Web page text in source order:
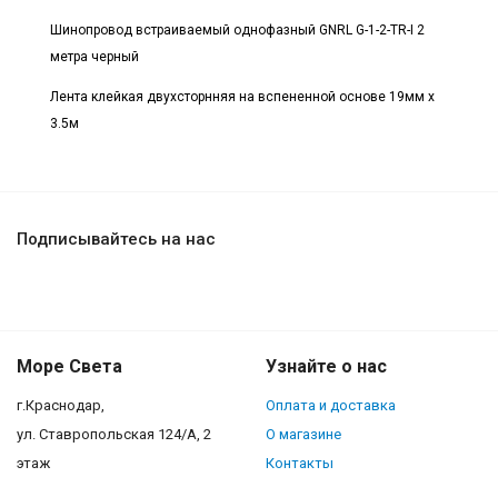
Шинопровод встраиваемый однофазный GNRL G-1-2-TR-I 2
метра черный
Лента клейкая двухсторнняя на вспененной основе 19мм x
3.5м
Подписывайтесь на нас
Море Света
г.Краснодар,
ул. Ставропольская 124/А, 2
этаж
Узнайте о нас
Оплата и доставка
О магазине
Контакты